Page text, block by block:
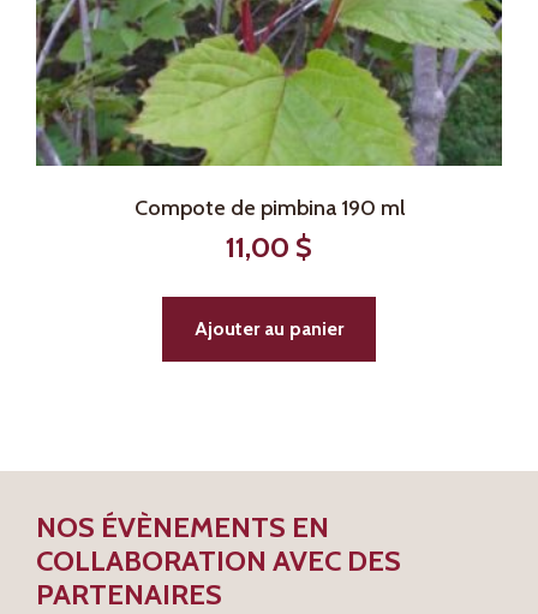
Compote de pimbina 190 ml
11,00 $
Ajouter au panier
NOS ÉVÈNEMENTS EN
COLLABORATION AVEC DES
PARTENAIRES